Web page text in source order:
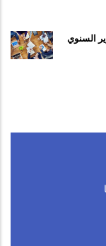
السنوي